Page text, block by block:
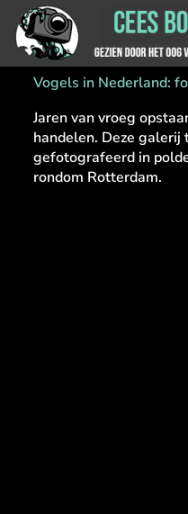
Vogels in Nederland:
Jaren van vroeg
handelen. Deze
gefotografeerd in
rondom Rotterdam.